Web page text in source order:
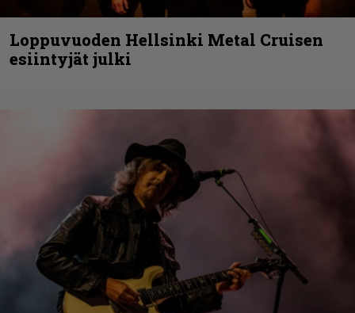
Loppuvuoden Hellsinki Metal Cruisen
esiintyjät julki